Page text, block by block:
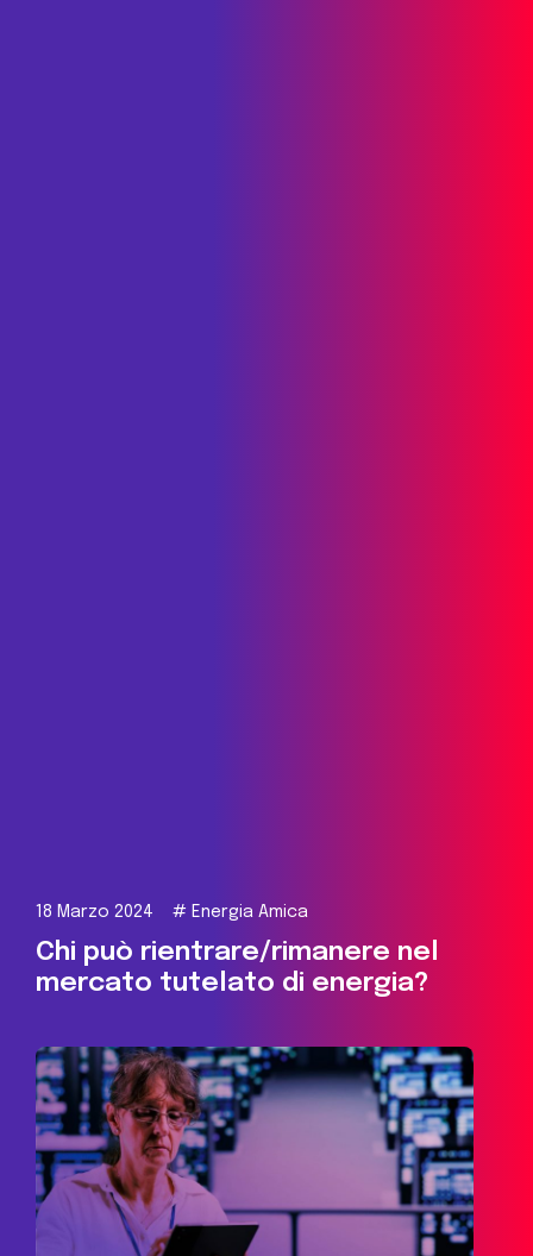
18 Marzo 2024 # Energia Amica
Chi può rientrare/rimanere nel
mercato tutelato di energia?